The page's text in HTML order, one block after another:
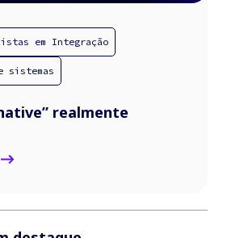
em Integração
sistemas
realmente